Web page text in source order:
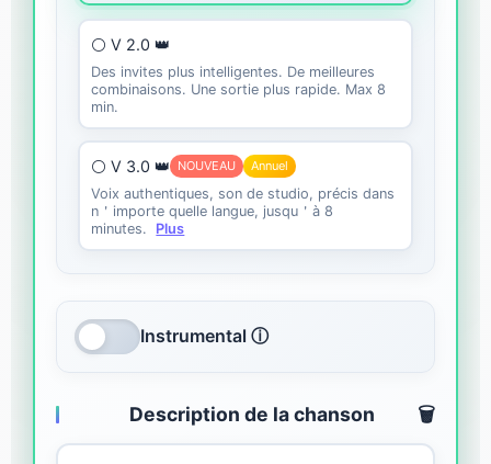
⚪ V 2.0 👑
Des invites plus intelligentes. De meilleures
combinaisons. Une sortie plus rapide. Max 8
min.
⚪ V 3.0 👑 NOUVEAU Annuel
Voix authentiques, son de studio, précis dans
n＇importe quelle langue, jusqu＇à 8
minutes.
Plus
Instrumental ⓘ
Description de la chanson 🗑️